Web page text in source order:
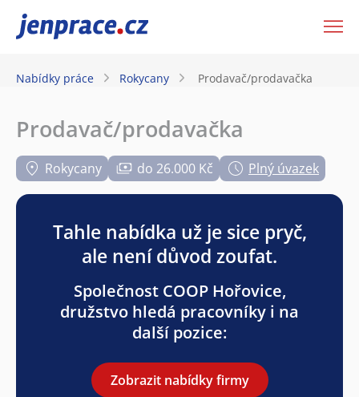
JenPráce.cz
Nabídky práce Rokycany Prodavač/prodavačka
Prodavač/prodavačka
Rokycany do 26.000 Kč Plný úvazek
Tahle nabídka už je sice pryč,
ale není důvod zoufat.
Společnost COOP Hořovice,
družstvo hledá pracovníky i na
další pozice:
Zobrazit nabídky firmy